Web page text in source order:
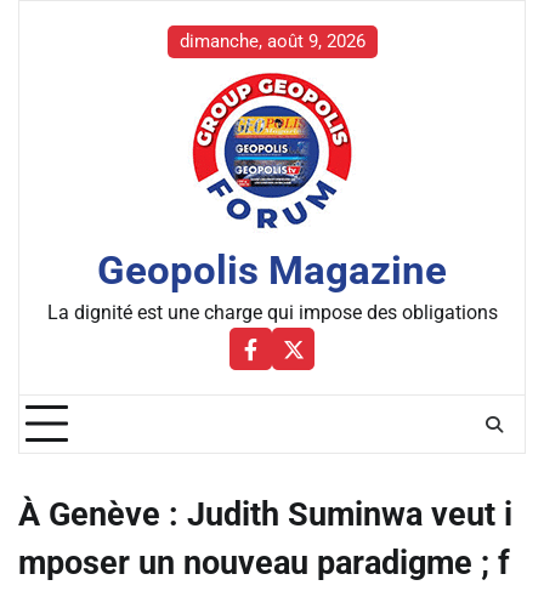
dimanche, août 9, 2026
Geopolis Magazine
La dignité est une charge qui impose des obligations
Facebbok
X
À Genève : Judith Suminwa veut i
mposer un nouveau paradigme ; f